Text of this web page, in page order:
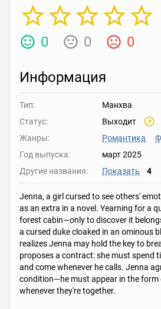
0 0 0
Информация
Тип:
Манхва
Статус:
Выходит
Жанры:
Романтика
Год выпуска:
март 2025
Другие названия:
Показать 4
Jenna, a girl cursed to see others'
as an extra in a novel. Yearning for a
forest cabin—only to discover it
a cursed duke cloaked in an ominous
realizes Jenna may hold the key to
proposes a contract: she must spend
and come whenever he calls. Jenna
condition—he must appear in the form
whenever they're together.